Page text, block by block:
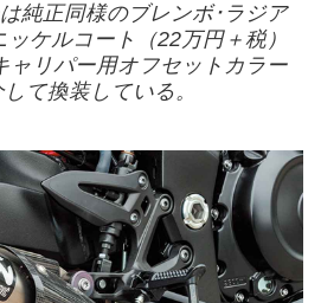
純正同様のブレンボ･ラジア
ケルコート（22万円＋税）
ャリパー用オフセットカラー
て換装している。